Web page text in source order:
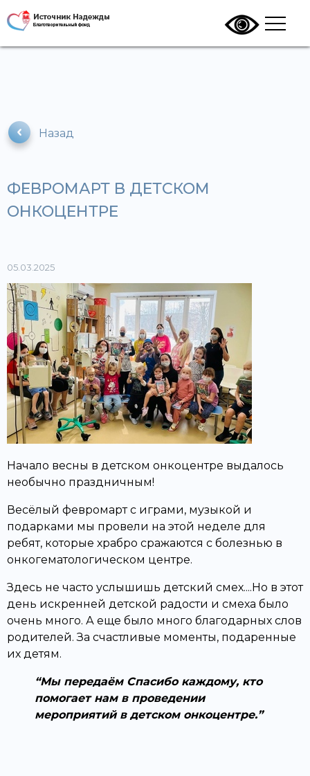
Назад
ФЕВРОМАРТ В ДЕТСКОМ
ОНКОЦЕНТРЕ
05.03.2025
Начало весны в детском онкоцентре выдалось
необычно праздничным!
Весёлый февромарт с играми, музыкой и
подарками мы провели на этой неделе для
ребят, которые храбро сражаются с болезнью в
онкогематологическом центре.
Здесь не часто услышишь детский смех....Но в этот
день искренней детской радости и смеха было
очень много. А еще было много благодарных слов
родителей. За счастливые моменты, подаренные
их детям.
Мы передаём Спасибо каждому, кто
помогает нам в проведении
мероприятий в детском онкоцентре.